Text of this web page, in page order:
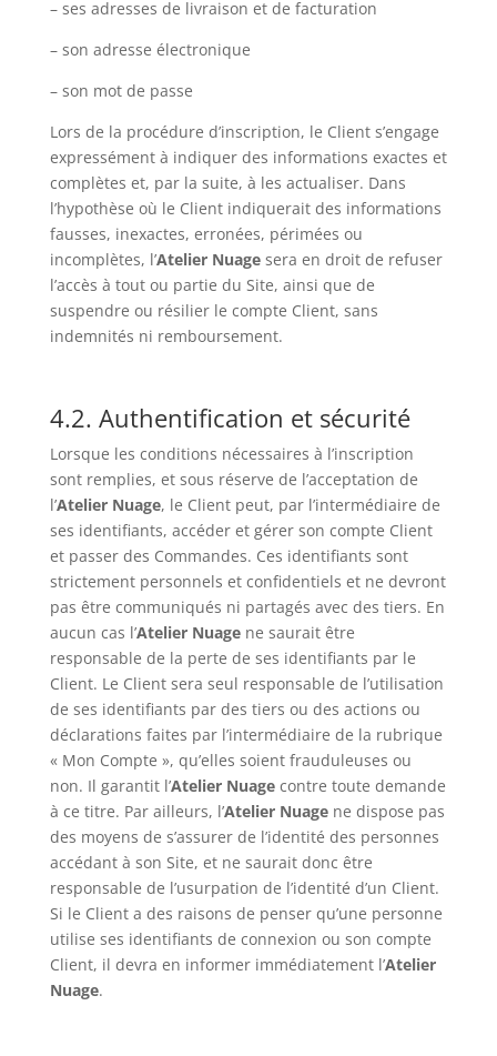
– ses adresses de livraison et de facturation
– son adresse électronique
– son mot de passe
Lors de la procédure d’inscription, le Client s’engage
expressément à indiquer des informations exactes et
complètes et, par la suite, à les actualiser. Dans
l’hypothèse où le Client indiquerait des informations
fausses, inexactes, erronées, périmées ou
incomplètes, l’Atelier Nuage sera en droit de refuser
l’accès à tout ou partie du Site, ainsi que de
suspendre ou résilier le compte Client, sans
indemnités ni remboursement.
4.2. Authentification et sécurité
Lorsque les conditions nécessaires à l’inscription
sont remplies, et sous réserve de l’acceptation de
l’Atelier Nuage, le Client peut, par l’intermédiaire de
ses identifiants, accéder et gérer son compte Client
et passer des Commandes. Ces identifiants sont
strictement personnels et confidentiels et ne devront
pas être communiqués ni partagés avec des tiers. En
aucun cas l’Atelier Nuage ne saurait être
responsable de la perte de ses identifiants par le
Client. Le Client sera seul responsable de l’utilisation
de ses identifiants par des tiers ou des actions ou
déclarations faites par l’intermédiaire de la rubrique
« Mon Compte », qu’elles soient frauduleuses ou
non. Il garantit l’Atelier Nuage contre toute demande
à ce titre. Par ailleurs, l’Atelier Nuage ne dispose pas
des moyens de s’assurer de l’identité des personnes
accédant à son Site, et ne saurait donc être
responsable de l’usurpation de l’identité d’un Client.
Si le Client a des raisons de penser qu’une personne
utilise ses identifiants de connexion ou son compte
Client, il devra en informer immédiatement l’Atelier
Nuage.